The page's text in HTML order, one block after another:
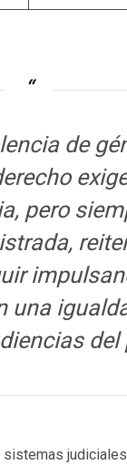
de
pero
una
del